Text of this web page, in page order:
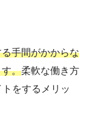
手間がかからな
。柔軟な働き方
をするメリッ